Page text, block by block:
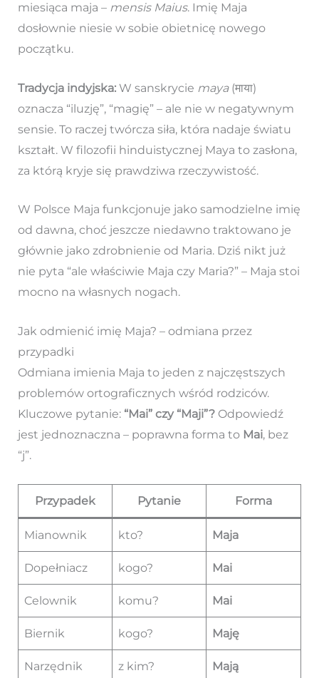
miesiąca maja – mensis Maius. Imię Maja
dosłownie niesie w sobie obietnicę nowego
początku.
Tradycja indyjska:W sanskrycie maya(माया)
oznacza “iluzję”, “magię” – ale nie w negatywnym
sensie. To raczej twórcza siła, która nadaje światu
kształt. W filozofii hinduistycznej Maya to zasłona,
za którą kryje się prawdziwa rzeczywistość.
W Polsce Maja funkcjonuje jako samodzielne imię
od dawna, choć jeszcze niedawno traktowano je
głównie jako zdrobnienie od Maria. Dziś nikt już
nie pyta “ale właściwie Maja czy Maria?” – Maja stoi
mocno na własnych nogach.
Jak odmienić imię Maja? – odmiana przez
przypadki
Odmiana imienia Maja to jeden z najczęstszych
problemów ortograficznych wśród rodziców.
Kluczowe pytanie: “Mai” czy “Maji”?Odpowiedź
jest jednoznaczna – poprawna forma to Mai, bez
“j”.
Przypadek Pytanie Forma
Mianownik kto? Maja
Dopełniacz kogo? Mai
Celownik komu? Mai
Biernik kogo? Maję
Narzędnik z kim? Mają